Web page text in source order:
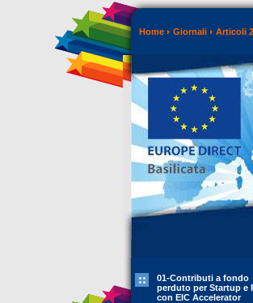
Home Giornali Articoli
01-Contributi a fondo
perduto per Startup e
con EIC Accelerator